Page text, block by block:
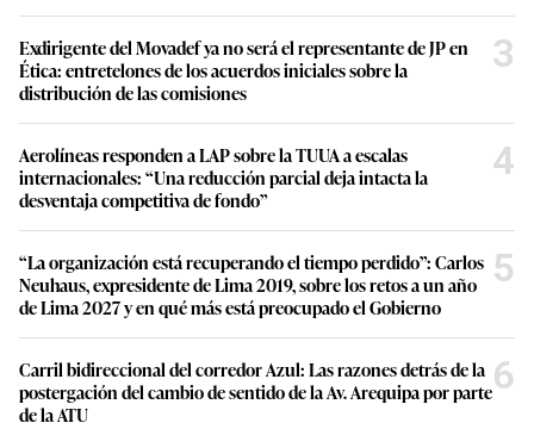
Exdirigente del Movadef ya no será el representante de JP en
Ética: entretelones de los acuerdos iniciales sobre la
distribución de las comisiones
3
Aerolíneas responden a LAP sobre la TUUA a escalas
internacionales: “Una reducción parcial deja intacta la
desventaja competitiva de fondo”
4
“La organización está recuperando el tiempo perdido”: Carlos
Neuhaus, expresidente de Lima 2019, sobre los retos a un año
de Lima 2027 y en qué más está preocupado el Gobierno
5
Carril bidireccional del corredor Azul: Las razones detrás de la
postergación del cambio de sentido de la Av. Arequipa por parte
de la ATU
6